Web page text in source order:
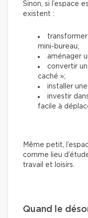
Sinon, si l’espace
existent :
mini-bureau;
aménager
convertir un
caché »;
installer une
investir
facile à
Même petit,
comme lieu
travail et loisirs.
Quand le